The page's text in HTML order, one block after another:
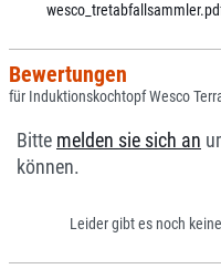
Bewertungen
für Induktionskochtopf Wesco
Bitte melden sie sich an
können.
Leider gibt es noch